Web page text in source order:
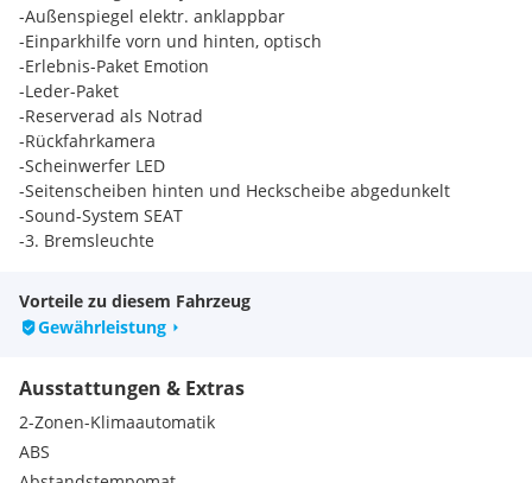
-Außenspiegel elektr. anklappbar
-Einparkhilfe vorn und hinten, optisch
-Erlebnis-Paket Emotion
-Leder-Paket
-Reserverad als Notrad
-Rückfahrkamera
-Scheinwerfer LED
-Seitenscheiben hinten und Heckscheibe abgedunkelt
-Sound-System SEAT
-3. Bremsleuchte
-Airbag Beifahrerseite abschaltbar
-Airbag Fahrer-/Beifahrerseite
-Anti-Blockier-System (ABS)
-Antriebsart: Allradantrieb
-Außenspiegel elektr. verstell- und heizbar, beide
-Außentemperaturanzeige
Vorteile zu diesem Fahrzeug
Gewährleistung
Ausstattungen & Extras
2-Zonen-Klimaautomatik
ABS